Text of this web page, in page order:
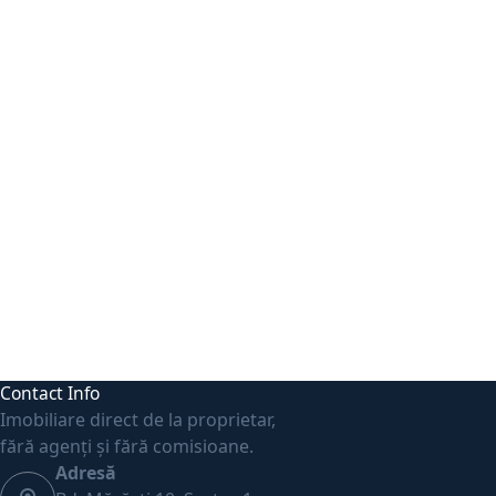
Contact Info
Imobiliare direct de la proprietar,
fără agenți și fără comisioane.
Adresă